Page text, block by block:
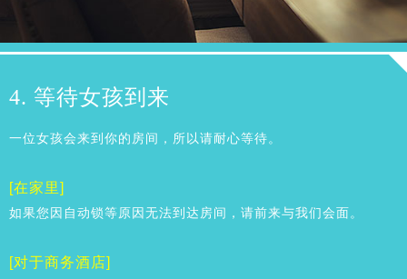
4. 等待女孩到来
一位女孩会来到你的房间，所以请耐心等待。
[在家里]
如果您因自动锁等原因无法到达房间，请前来与我们会面。
[对于商务酒店]